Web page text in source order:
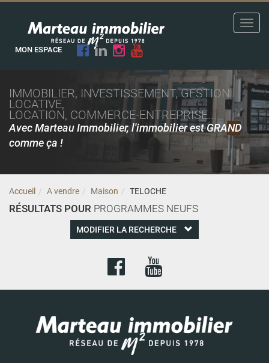
MON ESPACE
IMMOBILIER, INVESTISSEMENT, GESTION
LOCATIVE,
LOCATION, COMMERCE-ENTREPRISE...
Avec Marteau Immobilier, l'immobilier est GRAND
comme ça !
Accueil A vendre Maison TELOCHE
RÉSULTATS POUR PROGRAMMES NEUFS
MODIFIER LA RECHERCHE